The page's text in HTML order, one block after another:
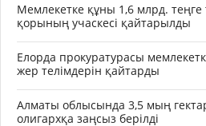
Мемлекетке құны 1,6 млрд.
қорының учаскесі қайтарылды
Елорда прокуратурасы
жер телімдерін қайтарды
Алматы облысында 3,5 мың
олигархқа заңсыз берілді